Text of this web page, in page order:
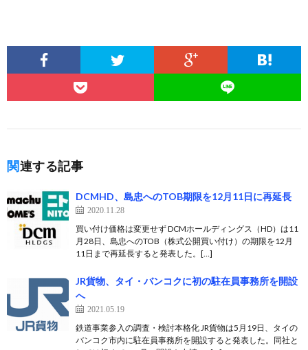
関連する記事
DCMHD、島忠へのTOB期限を12月11日に再延長
2020.11.28
買い付け価格は変更せず DCMホールディングス（HD）は11
月28日、島忠へのTOB（株式公開買い付け）の期限を12月
11日まで再延長すると発表した。[…]
JR貨物、タイ・バンコクに初の駐在員事務所を開設
へ
2021.05.19
鉄道事業参入の調査・検討本格化 JR貨物は5月19日、タイの
バンコク市内に駐在員事務所を開設すると発表した。同社と